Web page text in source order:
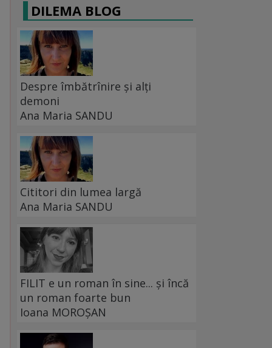
DILEMA BLOG
Despre îmbătrînire și alți
demoni
Ana Maria SANDU
Cititori din lumea largă
Ana Maria SANDU
FILIT e un roman în sine... și încă
un roman foarte bun
Ioana MOROȘAN